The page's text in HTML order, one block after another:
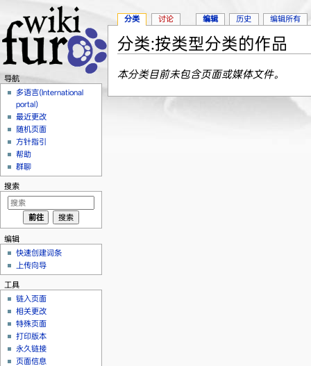
分类:按类型分类的作品
本分类目前未包含页面或媒体文件。
分类 讨论 编辑 历史 编辑所有
导航
多语言(International
portal)
最近更改
随机页面
方针指引
帮助
群聊
搜索
编辑
快速创建词条
上传向导
工具
链入页面
相关更改
特殊页面
打印版本
永久链接
页面信息